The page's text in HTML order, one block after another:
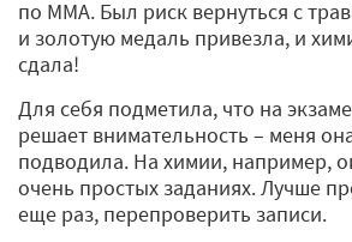
по ММА. Был риск вернуться с
и золотую медаль привезла, и
сдала!
Для себя подметила, что на
решает внимательность – меня
подводила. На химии, например,
очень простых заданиях. Лучше
еще раз, перепроверить записи.